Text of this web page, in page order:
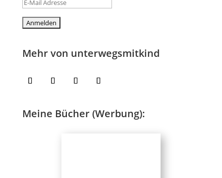
Mehr von unterwegsmitkind
Meine Bücher (Werbung):